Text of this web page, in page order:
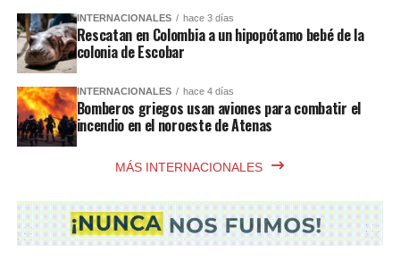
INTERNACIONALES hace 3 días
Rescatan en Colombia a un hipopótamo bebé de la
colonia de Escobar
INTERNACIONALES hace 4 días
Bomberos griegos usan aviones para combatir el
incendio en el noroeste de Atenas
MÁS INTERNACIONALES